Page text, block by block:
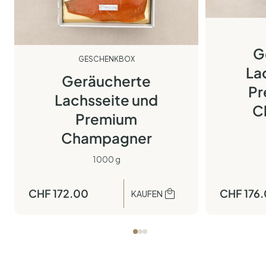
GESCHENKBOX
Geräucherte
Lachsseite und
Premium
Champagner
1000 g
CHF172.00 KAUFEN CHF